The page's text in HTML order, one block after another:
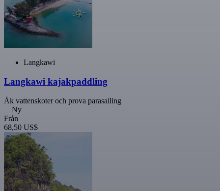
Langkawi
Langkawi kajakpaddling
Åk vattenskoter och prova parasailing
Ny
Från
68,50 US$